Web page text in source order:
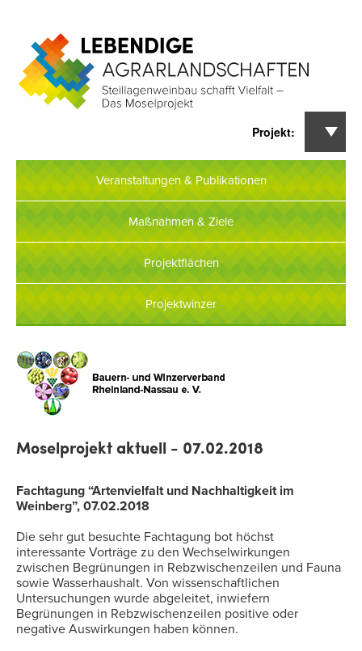
Veranstaltungen & Publikationen
Maßnahmen & Ziele
Projektflächen
Projektwinzer
Moselprojekt aktuell - 07.02.2018
Fachtagung “Artenvielfalt und Nachhaltigkeit im
Weinberg”, 07.02.2018
Die sehr gut besuchte Fachtagung bot höchst
interessante Vorträge zu den Wechselwirkungen
zwischen Begrünungen in Rebzwischenzeilen und Fauna
sowie Wasserhaushalt. Von wissenschaftlichen
Untersuchungen wurde abgeleitet, inwiefern
Begrünungen in Rebzwischenzeilen positive oder
negative Auswirkungen haben können.